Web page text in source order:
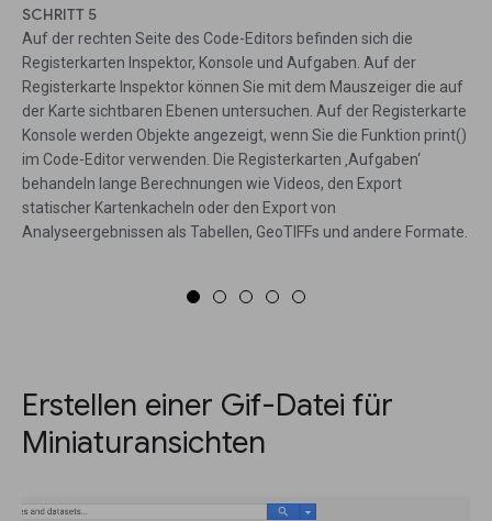
SCHRITT 5
Auf der rechten Seite des Code-Editors befinden sich die
Registerkarten Inspektor, Konsole und Aufgaben. Auf der
Registerkarte Inspektor können Sie mit dem Mauszeiger die auf
der Karte sichtbaren Ebenen untersuchen. Auf der Registerkarte
Konsole werden Objekte angezeigt, wenn Sie die Funktion print()
im Code-Editor verwenden. Die Registerkarten ‚Aufgaben‘
behandeln lange Berechnungen wie Videos, den Export
statischer Kartenkacheln oder den Export von
Analyseergebnissen als Tabellen, GeoTIFFs und andere Formate.
Erstellen einer Gif-Datei für
Miniaturansichten